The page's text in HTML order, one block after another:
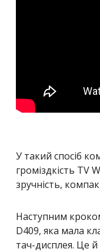
У такий спосіб
громіздкість TV
зручність,
Наступним
D409, яка мала
тач-дисплея. Це